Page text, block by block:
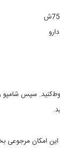
این امکان